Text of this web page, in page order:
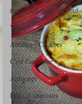
tout simplement un oeuf
Veau
Antilles - Caraïbes
C'est l'automne
Antigaspi
Défis et concours